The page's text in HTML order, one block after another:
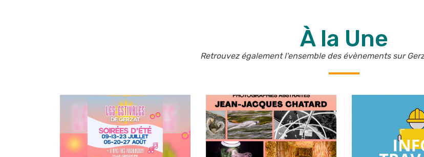
À la Une
Retrouvez également l'ensemble des évènements sur